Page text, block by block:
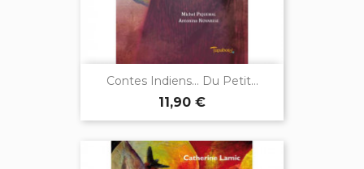
Contes Indiens… Du Petit...
11,90 €